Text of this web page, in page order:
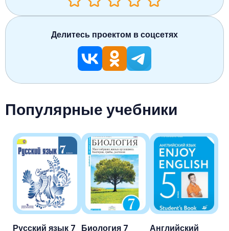
Популярные учебники
Русский язык 7 Биология 7
Английский
Делитесь проектом в соцсетях